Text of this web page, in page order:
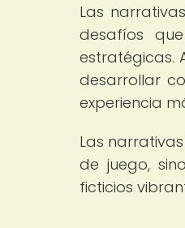
Las
desafíos
estratégicas.
desarrollar
experiencia
Las
de juego,
ficticios